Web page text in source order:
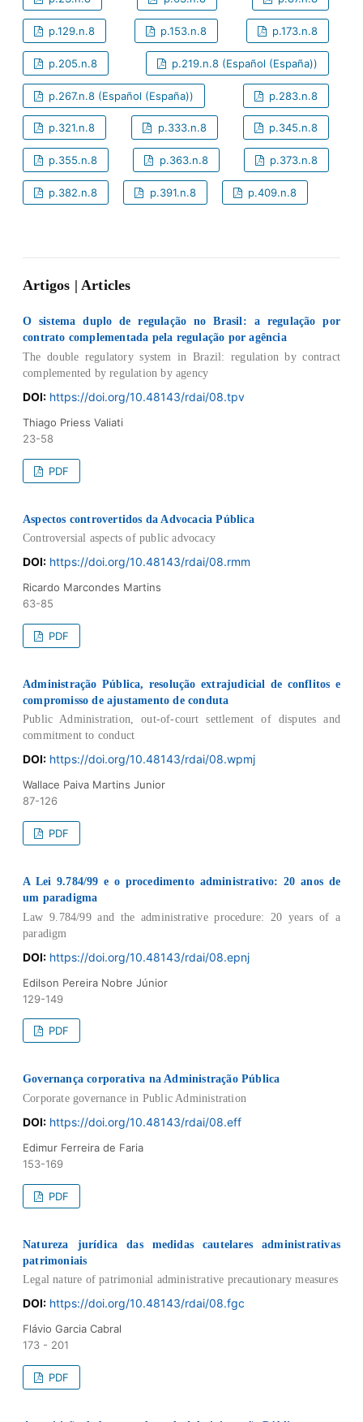
p.129.n.8 p.153.n.8 p.173.n.8
p.205.n.8 p.219.n.8 (Español (España))
p.267.n.8 (Español (España)) p.283.n.8
p.321.n.8 p.333.n.8 p.345.n.8
p.355.n.8 p.363.n.8 p.373.n.8
p.382.n.8 p.391.n.8 p.409.n.8
Artigos | Articles
O sistema duplo de regulação no Brasil: a regulação por
contrato complementada pela regulação por agência
The double regulatory system in Brazil: regulation by contract
complemented by regulation by agency
DOI: https://doi.org/10.48143/rdai/08.tpv
Thiago Priess Valiati
23-58
PDF
Aspectos controvertidos da Advocacia Pública
Controversial aspects of public advocacy
DOI: https://doi.org/10.48143/rdai/08.rmm
Ricardo Marcondes Martins
63-85
PDF
Administração Pública, resolução extrajudicial de conflitos e
compromisso de ajustamento de conduta
Public Administration, out-of-court settlement of disputes and
commitment to conduct
DOI: https://doi.org/10.48143/rdai/08.wpmj
Wallace Paiva Martins Junior
87-126
PDF
A Lei 9.784/99 e o procedimento administrativo: 20 anos de
um paradigma
Law 9.784/99 and the administrative procedure: 20 years of a
paradigm
DOI: https://doi.org/10.48143/rdai/08.epnj
Edilson Pereira Nobre Júnior
129-149
PDF
Governança corporativa na Administração Pública
Corporate governance in Public Administration
DOI: https://doi.org/10.48143/rdai/08.eff
Edimur Ferreira de Faria
153-169
PDF
Natureza jurídica das medidas cautelares administrativas
patrimoniais
Legal nature of patrimonial administrative precautionary measures
DOI: https://doi.org/10.48143/rdai/08.fgc
Flávio Garcia Cabral
173 - 201
PDF